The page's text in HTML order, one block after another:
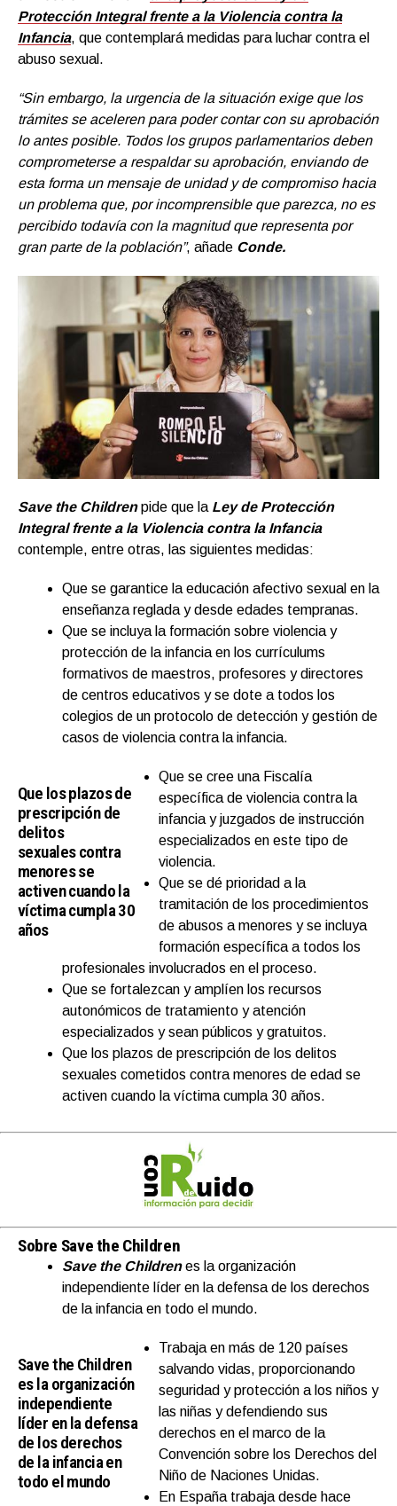
Protección Integral frente a la Violencia contra la
Infancia, que contemplará medidas para luchar contra el
abuso sexual.
“Sin embargo, la urgencia de la situación exige que los
trámites se aceleren para poder contar con su aprobación
lo antes posible. Todos los grupos parlamentarios deben
comprometerse a respaldar su aprobación, enviando de
esta forma un mensaje de unidad y de compromiso hacia
un problema que, por incomprensible que parezca, no es
percibido todavía con la magnitud que representa por
gran parte de la población”, añade Conde.
Save the Childrenpide que la Ley de Protección
Integral frente a la Violencia contra la Infancia
contemple, entre otras, las siguientes medidas:
Que se garantice la educación afectivo sexual en la
enseñanza reglada y desde edades tempranas.
Que se incluya la formación sobre violencia y
protección de la infancia en los currículums
formativos de maestros, profesores y directores
de centros educativos y se dote a todos los
colegios de un protocolo de detección y gestión de
casos de violencia contra la infancia.
Que los plazos de
prescripción de
delitos
sexuales contra
menores se
activen cuando la
víctima cumpla 30
años
Que se cree una Fiscalía
específica de violencia contra la
infancia y juzgados de instrucción
especializados en este tipo de
violencia.
Que se dé prioridad a la
tramitación de los procedimientos
de abusos a menores y se incluya
formación específica a todos los
profesionales involucrados en el proceso.
Que se fortalezcan y amplíen los recursos
autonómicos de tratamiento y atención
especializados y sean públicos y gratuitos.
Que los plazos de prescripción de los delitos
sexuales cometidos contra menores de edad se
activen cuando la víctima cumpla 30 años.
Sobre Save the Children
Save the Childrenes la organización
independiente líder en la defensa de los derechos
de la infancia en todo el mundo.
Save the Children
es la organización
independiente
líder en la defensa
de los derechos
de la infancia en
todo el mundo
Trabaja en más de 120 países
salvando vidas, proporcionando
seguridad y protección a los niños y
las niñas y defendiendo sus
derechos en el marco de la
Convención sobre los Derechos del
Niño de Naciones Unidas.
En España trabaja desde hace